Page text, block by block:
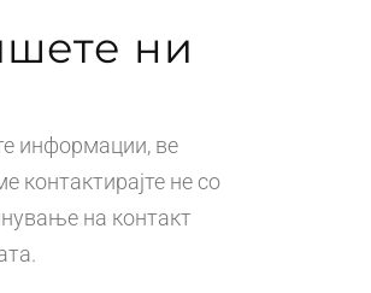
ни
информации, ве
контактирајте не со
на контакт